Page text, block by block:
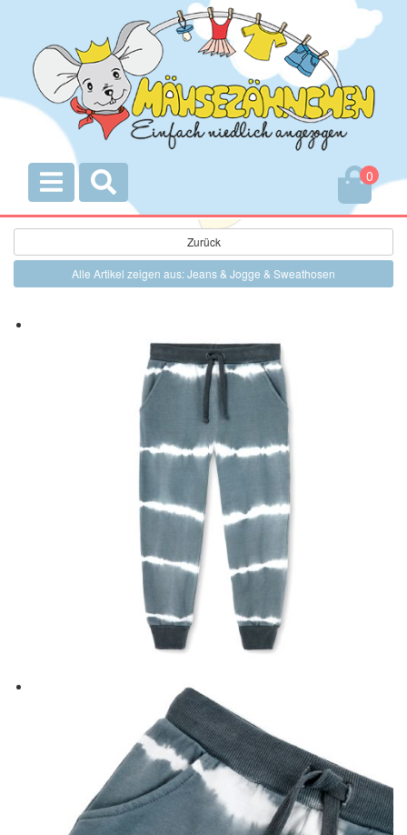
0
Zurück
Alle Artikel zeigen aus: Jeans & Jogge & Sweathosen